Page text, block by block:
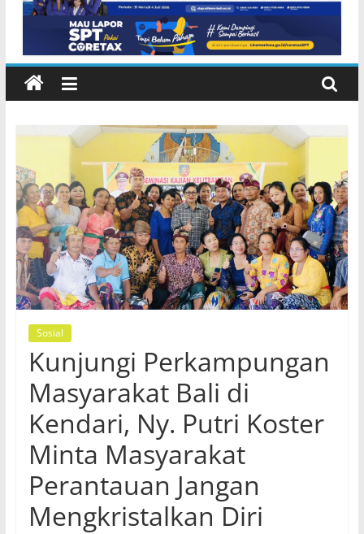
Sosial
Kunjungi Perkampungan
Masyarakat Bali di
Kendari, Ny. Putri Koster
Minta Masyarakat
Perantauan Jangan
Mengkristalkan Diri